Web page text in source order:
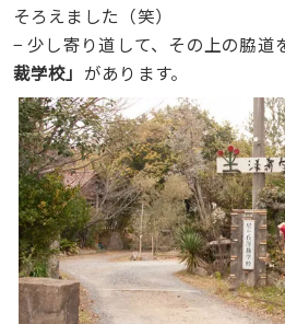
そろえました（笑）
− 少し寄り道して、その上の脇道
裁学校」 があります。